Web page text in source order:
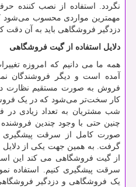
نگردد. استفاده از نصب کننده
مهمترین مواردی محسوب می‌شود
دزدگیر فروشگاهی باید به آن دقت
دلایل استفاده از گیت فروشگاهی
همه ما می دانیم که امروزه
آمده است و دیگر فروشندگان
فروش به صورت مستقیم نظارت
کار سخت‌تر می‌شود که در یک
شب مشتریان به تعداد زیادی در
چنین حتی با وجود چندین
صورت کامل از سرقت پیشگیری
گرفت. به همین جهت یکی از دلایل
از گیت فروشگاهی می کند این
سرقت پیشگیری کنیم. استفاده
یک فروشگاهی و دزدگیر